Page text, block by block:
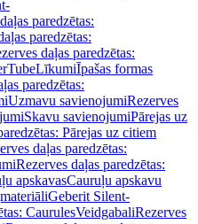
paredzētas:
paredzētas:
daļas paredzētas:
LīkumiĪpašas formas
paredzētas:
Uzmavu savienojumiRezerves
Skavu savienojumiPārejas uz
Pārejas uz citiem
daļas paredzētas:
Rezerves daļas paredzētas:
apskavasCauruļu apskavu
Geberit Silent-
CaurulesVeidgabaliRezerves